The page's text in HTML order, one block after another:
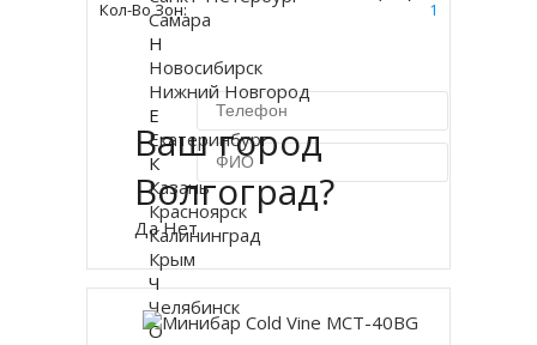
Кол-Во Зон: 1
Купить в 1 клик
Ваш город
Волгоград?
Да Нет
Самара
Н
Новосибирск
Нижний Новгород
Е
Екатеринбург
К
Казань
Красноярск
Калининград
Крым
Ч
Челябинск
О